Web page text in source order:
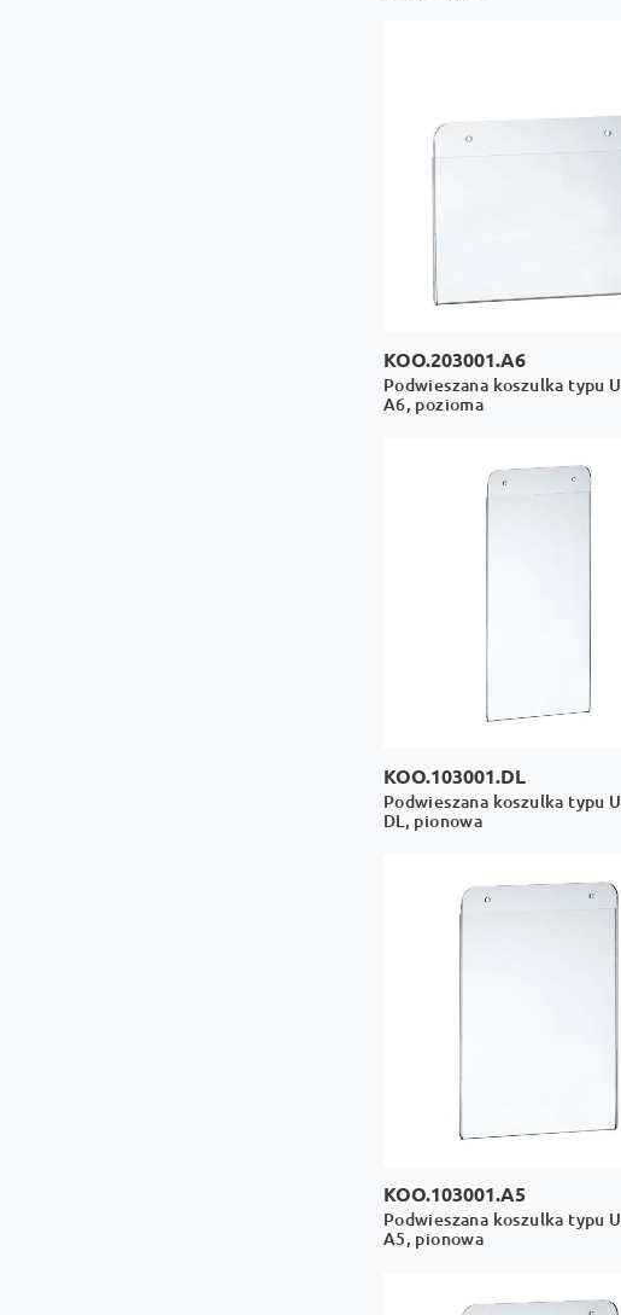
KOO.203001.A6
Podwieszana koszulka typu
A6, pozioma
KOO.103001.DL
Podwieszana koszulka typu
DL, pionowa
KOO.103001.A5
Podwieszana koszulka typu
A5, pionowa